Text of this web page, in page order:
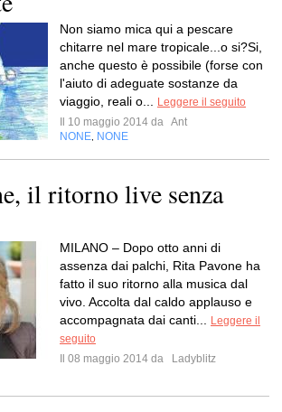
Non siamo mica qui a pescare
chitarre nel mare tropicale...o si?Si,
anche questo è possibile (forse con
l'aiuto di adeguate sostanze da
viaggio, reali o...
Leggere il seguito
Il 10 maggio 2014 da Ant
NONE NONE
il ritorno live senza
MILANO – Dopo otto anni di
assenza dai palchi, Rita Pavone ha
fatto il suo ritorno alla musica dal
vivo. Accolta dal caldo applauso e
accompagnata dai canti...
Leggere il
seguito
Il 08 maggio 2014 da
Ladyblitz